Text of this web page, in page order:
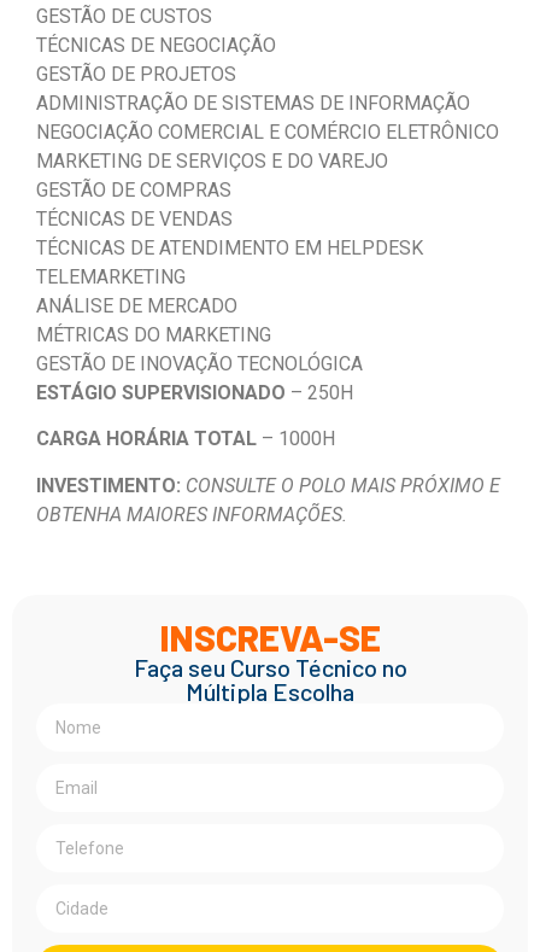
GESTÃO DE CUSTOS
TÉCNICAS DE NEGOCIAÇÃO
GESTÃO DE PROJETOS
ADMINISTRAÇÃO DE SISTEMAS DE INFORMAÇÃO
NEGOCIAÇÃO COMERCIAL E COMÉRCIO ELETRÔNICO
MARKETING DE SERVIÇOS E DO VAREJO
GESTÃO DE COMPRAS
TÉCNICAS DE VENDAS
TÉCNICAS DE ATENDIMENTO EM HELPDESK
TELEMARKETING
ANÁLISE DE MERCADO
MÉTRICAS DO MARKETING
GESTÃO DE INOVAÇÃO TECNOLÓGICA
ESTÁGIO SUPERVISIONADO – 250H
CARGA HORÁRIA TOTAL – 1000H
INVESTIMENTO: CONSULTE O POLO MAIS PRÓXIMO E
OBTENHA MAIORES INFORMAÇÕES.
INSCREVA-SE
Faça seu Curso Técnico no
Múltipla Escolha